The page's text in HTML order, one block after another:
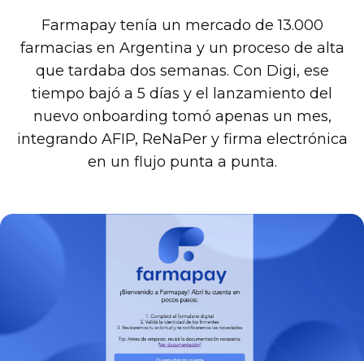
Farmapay tenía un mercado de 13.000
farmacias en Argentina y un proceso de alta
que tardaba dos semanas. Con Digi, ese
tiempo bajó a 5 días y el lanzamiento del
nuevo onboarding tomó apenas un mes,
integrando AFIP, ReNaPer y firma electrónica
en un flujo punta a punta.